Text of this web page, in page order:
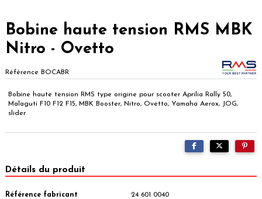
Bobine haute tension RMS MBK
Nitro - Ovetto
Référence BOCABR
Bobine haute tension RMS type origine pour scooter Aprilia Rally 50,
Malaguti F10 F12 F15, MBK Booster, Nitro, Ovetto, Yamaha Aerox, JOG,
slider
Détails du produit
Référence fabricant 24 601 0040